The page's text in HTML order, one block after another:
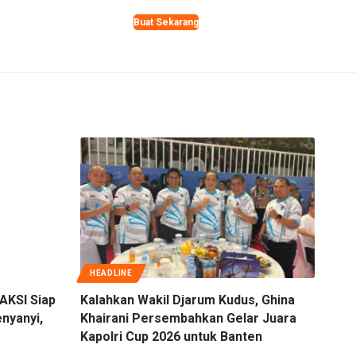
Buat Sekarang
Siap
HEADLINE
Kalahkan Wakil Djarum Kudus, Ghina
Khairani Persembahkan Gelar Juara
Kapolri Cup 2026 untuk Banten